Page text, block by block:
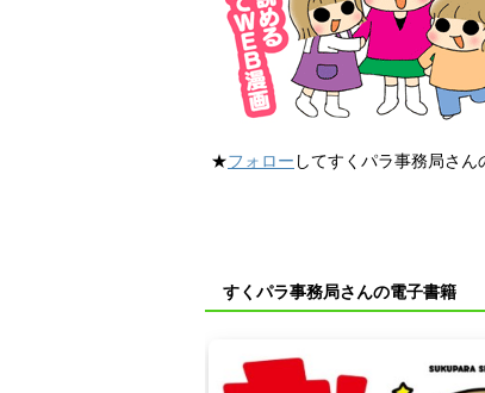
★フォロー してすくパラ事務局さん
すくパラ事務局さんの電子書籍